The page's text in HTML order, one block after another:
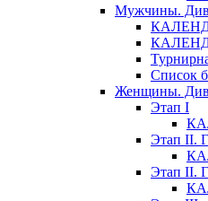
Мужчины.
Список
Женщины.
Этап I
Этап II.
Этап II.